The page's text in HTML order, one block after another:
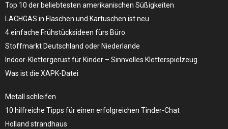
Top 10 der beliebtesten amerikanischen Süßigkeiten
LACHGAS in Flaschen und Kartuschen ist neu
4 einfache Frühstücksideen fürs Büro
Stoffmarkt Deutschland oder Niederlande
Indoor-Klettergerüst für Kinder – Sinnvolles Kletterspielzeug
Was ist die XAPK-Datei
Metall schleifen
10 hilfreiche Tipps für einen erfolgreichen Tinder-Chat
Holland strandhaus